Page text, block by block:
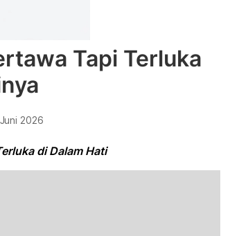
Tapi Terluka
2026
di Dalam Hati